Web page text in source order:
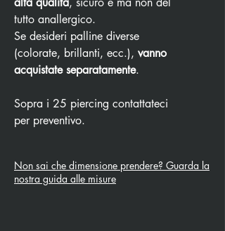
tutto anallergico.
Se desideri palline diverse
(colorate, brillanti, ecc.), vanno
acquistate separatamente.
Sopra i 25 piercing contattateci
per preventivo.
Non sai che dimensione prendere? Guarda la
nostra guida alle misure